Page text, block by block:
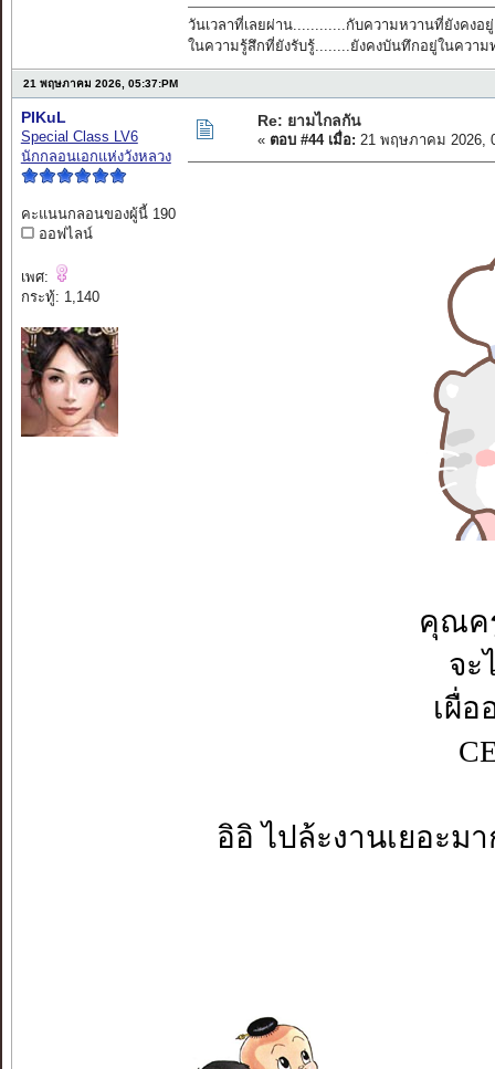
วันเวลาที่เลยผ่าน............กับความหวานที่ยังคงอยู่
ในความรู้สึกที่ยังรับรู้........ยังคงบันทึกอยู่ในความ
21 พฤษภาคม 2026, 05:37:PM
PIKuL
Special Class LV6
นักกลอนเอกแห่งวังหลวง
คะแนนกลอนของผู้นี้ 190
ออฟไลน์
เพศ:
กระทู้: 1,140
Re: ยามไกลกัน
« ตอบ #44 เมื่อ: 21 พฤษภาคม 2026,
คุณค
จะ
เผื่
อิอิ ไปล้ะงานเยอะม